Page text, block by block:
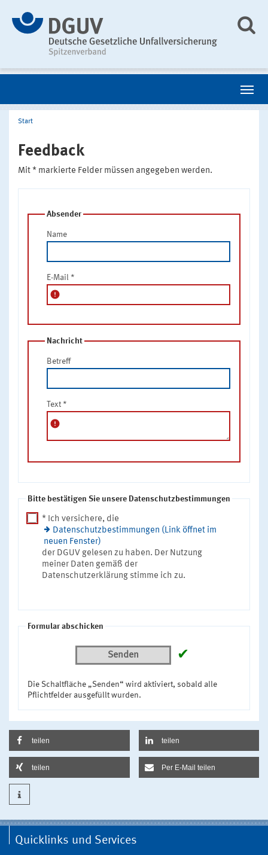
Start
Feedback
Mit * markierte Felder müssen angegeben werden.
Absender
Name
E-Mail *
error
Nachricht
Betreff
Text *
error
Bitte bestätigen Sie unsere Datenschutzbestimmungen
* Ich versichere, die
Datenschutzbestimmungen (Link öffnet im
neuen Fenster)
der DGUV gelesen zu haben. Der Nutzung
meiner Daten gemäß der
Datenschutzerklärung stimme ich zu.
Formular abschicken
Senden ✔
Die Schaltfläche „Senden“ wird aktiviert, sobald alle
Pflichtfelder ausgefüllt wurden.
teilen teilen
teilen Per E-Mail teilen
Quicklinks und Services